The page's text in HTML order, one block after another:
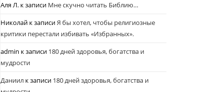
Аля Л. к записи Мне скучно читать Библию…
Николай к записиЯ бы хотел, чтобы религиозные
критики перестали избивать «Избранных».
admin к записи 180 дней здоровья, богатства и
мудрости
Даниил к записи 180 дней здоровья, богатства и